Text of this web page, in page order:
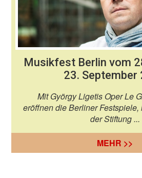
Musikfest Berlin vom
23. September
Mit György Ligetis Oper Le
eröffnen die Berliner
der Stiftung ...
MEHR >>